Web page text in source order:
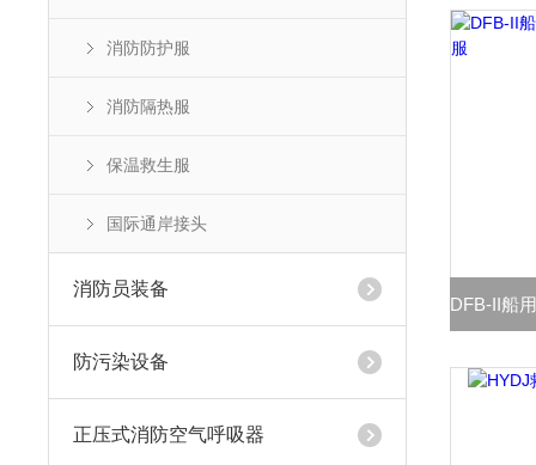
消防防护服
消防隔热服
保温救生服
国际通岸接头
消防员装备
防污染设备
正压式消防空气呼吸器